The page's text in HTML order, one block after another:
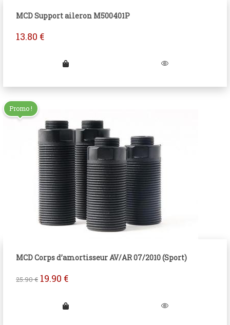
MCD Support aileron M500401P
13.80 €
Promo !
MCD Corps d’amortisseur AV/AR 07/2010 (Sport)
25.90€ 19.90 €